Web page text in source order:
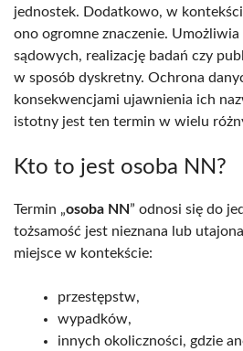
jednostek. Dodatkowo, w
ono ogromne znaczenie.
sądowych, realizację badań czy
w sposób dyskretny. Ochrona
konsekwencjami ujawnienia ich
istotny jest ten termin w wielu
Kto to jest osoba NN?
Termin „osoba NN” odnosi się do
tożsamość jest nieznana lub
miejsce w kontekście:
przestępstw,
wypadków,
innych okoliczności, gdzie